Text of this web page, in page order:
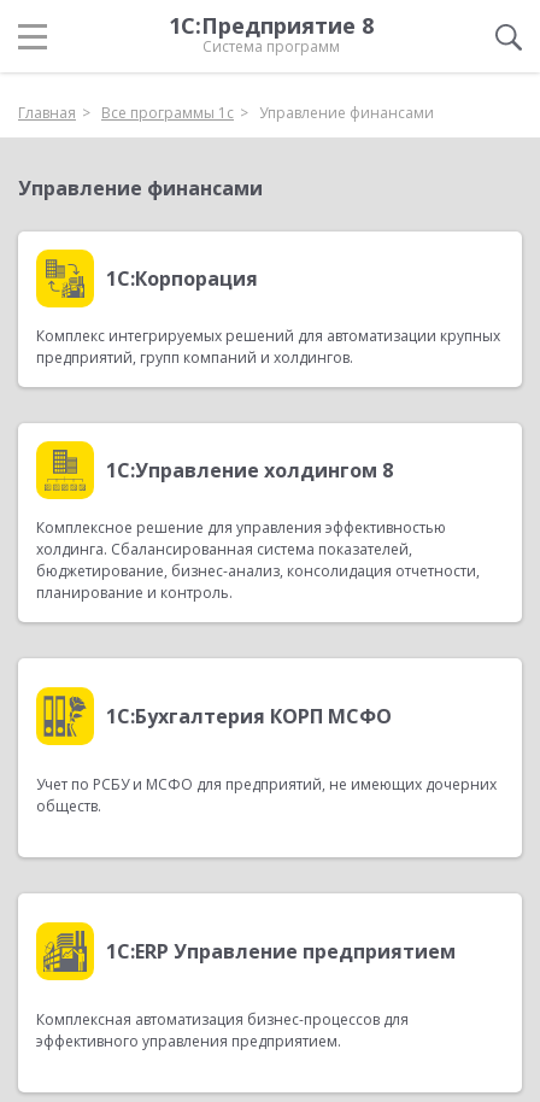
1С:Предприятие 8
Система программ
Главная Все программы 1с Управление финансами
Управление финансами
1С:Корпорация
Комплекс интегрируемых решений для автоматизации крупных
предприятий, групп компаний и холдингов.
1С:Управление холдингом 8
Комплексное решение для управления эффективностью
холдинга. Сбалансированная система показателей,
бюджетирование, бизнес-анализ, консолидация отчетности,
планирование и контроль.
1С:Бухгалтерия КОРП МСФО
Учет по РСБУ и МСФО для предприятий, не имеющих дочерних
обществ.
1С:ERP Управление предприятием
Комплексная автоматизация бизнес-процессов для
эффективного управления предприятием.